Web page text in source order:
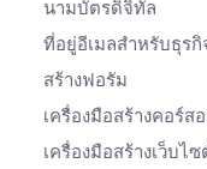
นามบัตรดิจิทัล
ที่อยู่อีเมลสำหรับธุรกิ
สร้างฟอรัม
เครื่องมือสร้างคอร์ส
เครื่องมือสร้างเว็บไ